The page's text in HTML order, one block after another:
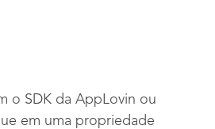
o SDK da AppLovin ou
em uma propriedade